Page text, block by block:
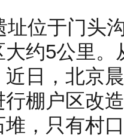
址位于门头
约5公里
日，北京
棚户区改
，只有村